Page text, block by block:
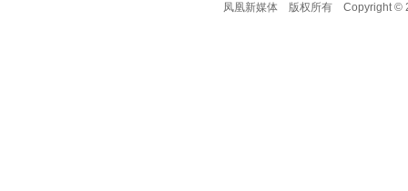
凤凰新媒体
版权所有 Copyright ©